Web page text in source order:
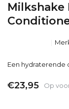
Milkshake
Een hydraterende
€23,95 Op